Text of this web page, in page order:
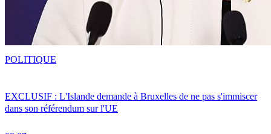
EXCLUSIF : L'Islande demande à Bruxelles de ne pas s'immiscer
dans son référendum sur l'UE
POLITIQUE